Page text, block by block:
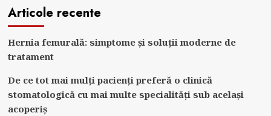
Articole recente
Hernia femurală: simptome și soluții moderne de
tratament
De ce tot mai mulți pacienți preferă o clinică
stomatologică cu mai multe specialități sub același
acoperiș